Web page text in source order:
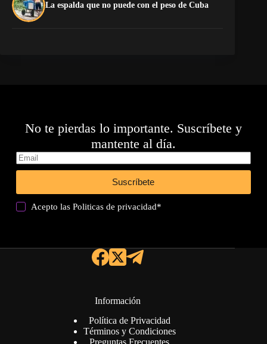
La espalda que no puede con el peso de Cuba
No te pierdas lo importante. Suscríbete y
mantente al día.
Suscríbete
Acepto lasPoliticas de privacidad*
Información
Política de Privacidad
Términos y Condiciones
Preguntas Frecuentes